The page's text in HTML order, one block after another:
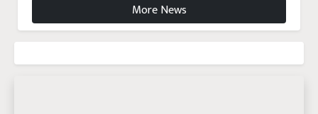
More News